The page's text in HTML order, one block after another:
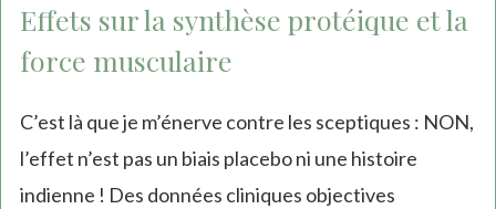
Effets sur la synthèse protéique et la
force musculaire
C’est là que je m’énerve contre les sceptiques : NON,
l’effet n’est pas un biais placebo ni une histoire
indienne ! Des données cliniques objectives